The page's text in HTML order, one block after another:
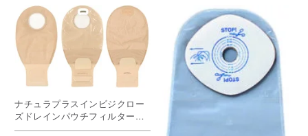
ナチュラプラスインビジクロー
ズドレインパウチフィルター付
肌色